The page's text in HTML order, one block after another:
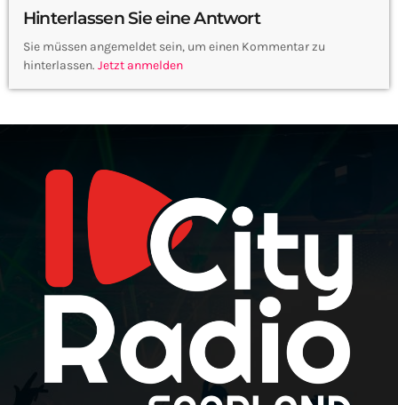
Hinterlassen Sie eine Antwort
Sie müssen angemeldet sein, um einen Kommentar zu
hinterlassen. Jetzt anmelden